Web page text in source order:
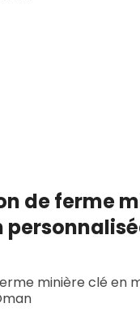
de ferme
minière clé en